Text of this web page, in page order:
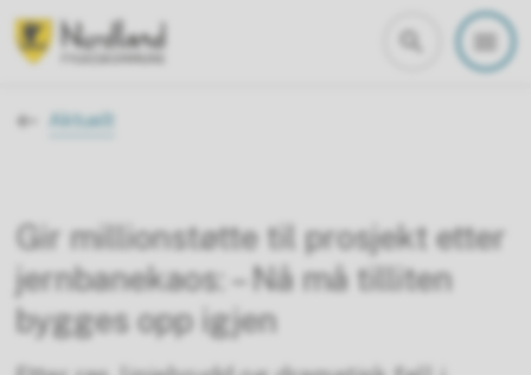
Du er her:
Aktuelt
Gir millionstøtte til prosjekt etter
jernbanekaos: – Nå må tilliten
bygges opp igjen